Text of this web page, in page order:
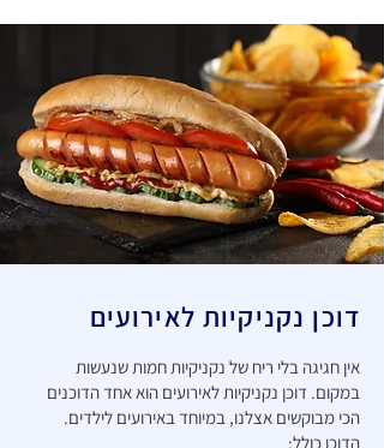
דוכן נקניקיות לאירועים
אין חגיגה בלי ריח של נקניקיות חמות שנעשות
במקום. דוכן נקניקיות לאירועים הוא אחד הדוכנים
הכי מבוקשים אצלנו, במיוחד באירועים לילדים.
הדוכן כולל: